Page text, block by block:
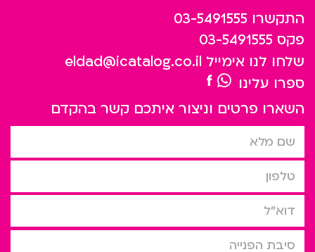
התקשרו 03-5491555
פקס 03-5491555
שלחו לנו אימייל eldad@icatalog.co.il
ספרו עלינו
השארו פרטים וניצור איתכם קשר בהקדם
שם מלא
טלפון
דוא”ל
סיבת הפניה